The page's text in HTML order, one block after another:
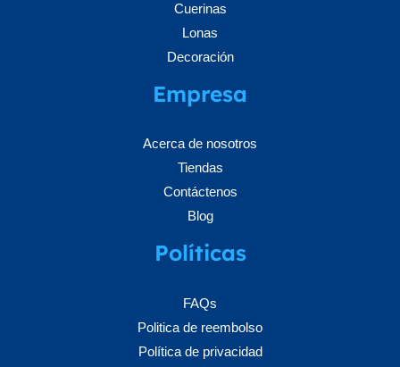
Cuerinas
Lonas
Decoración
Empresa
Acerca de nosotros
Tiendas
Contáctenos
Blog
Políticas
FAQs
Politica de reembolso
Política de privacidad